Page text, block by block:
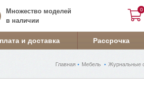
0
0
Множество моделей
в наличии
и доставка Рассрочка
Главная Мебель Журнальные